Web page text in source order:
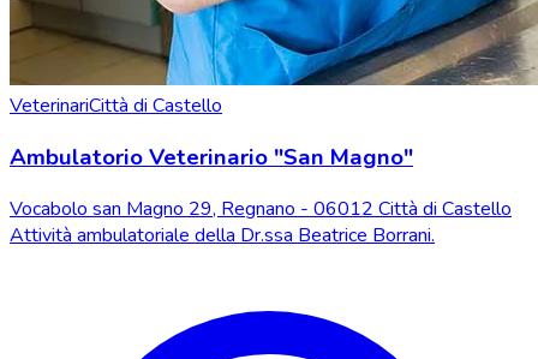
VeterinariCittà di Castello
Ambulatorio Veterinario "San Magno"
Vocabolo san Magno 29, Regnano - 06012 Città di Castello
Attività ambulatoriale della Dr.ssa Beatrice Borrani.